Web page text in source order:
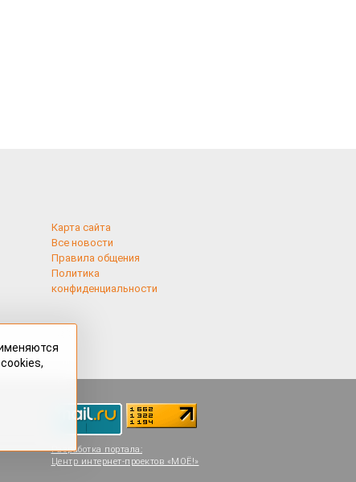
Карта сайта
Все новости
Правила общения
Политика
конфиденциальности
Разработка портала:
Центр интернет-проектов «МОЁ!»
cookies,